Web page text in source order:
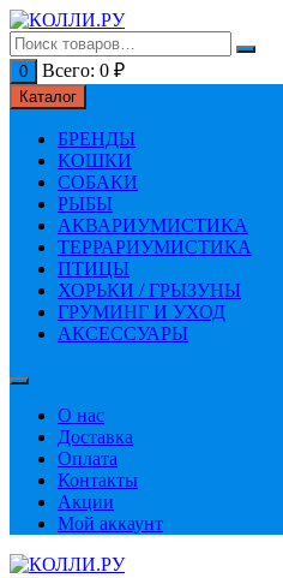
Перейти
к
содержимому
0 Всего: 0 ₽
Каталог
БРЕНДЫ
КОШКИ
СОБАКИ
РЫБЫ
АКВАРИУМИСТИКА
ТЕРРАРИУМИСТИКА
ПТИЦЫ
ХОРЬКИ / ГРЫЗУНЫ
ГРУМИНГ И УХОД
АКСЕССУАРЫ
О нас
Доставка
Оплата
Контакты
Акции
Мой аккаунт